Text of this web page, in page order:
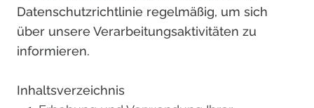
Datenschutzrichtlinie regelmäßig, um sich
über unsere Verarbeitungsaktivitäten zu
informieren.
Inhaltsverzeichnis